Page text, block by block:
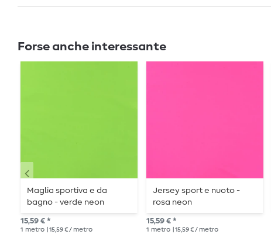
Forse anche interessante
Maglia sportiva e da
bagno - verde neon
15,59 € *
1 metro | 15,59 € / metro
Jersey sport e nuoto -
rosa neon
15,59 € *
1 metro | 15,59 € / metro